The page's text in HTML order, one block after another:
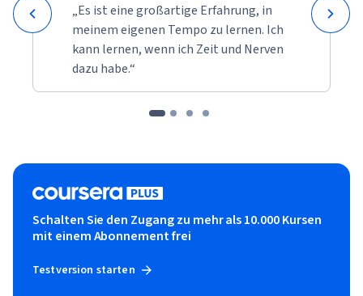
„Es ist eine großartige Erfahrung, in
meinem eigenen Tempo zu lernen. Ich
kann lernen, wenn ich Zeit und Nerven
dazu habe.“
Schalten Sie den Zugang zu mehr als 10.000 Kursen
mit einem Abonnement frei
Testversion starten